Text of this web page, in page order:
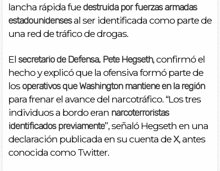
lancha rápida fuedestruida por fuerzas armadas
estadounidensesal ser identificada como parte de
una red de tráfico de drogas.
El secretario de Defensa, Pete Hegseth, confirmó el
hecho y explicó que la ofensiva formó parte de
losoperativos que Washington mantiene en la región
para frenar el avance del narcotráfico. “Los tres
individuos a bordo eran narcoterroristas
identificados previamente”, señaló Hegseth en una
declaración publicada en su cuenta deX, antes
conocida como Twitter.